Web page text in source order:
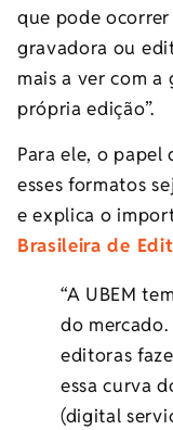
que pode
gravadora ou
mais a ver com
própria edição”.
Para ele, o
esses formatos
e explica o
Brasileira de
“A UBEM
do mercado.
editoras
essa curva
(digital